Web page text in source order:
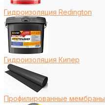
Гидроизоляция Redington
Гидроизоляция Кипер
Профилированные мембраны